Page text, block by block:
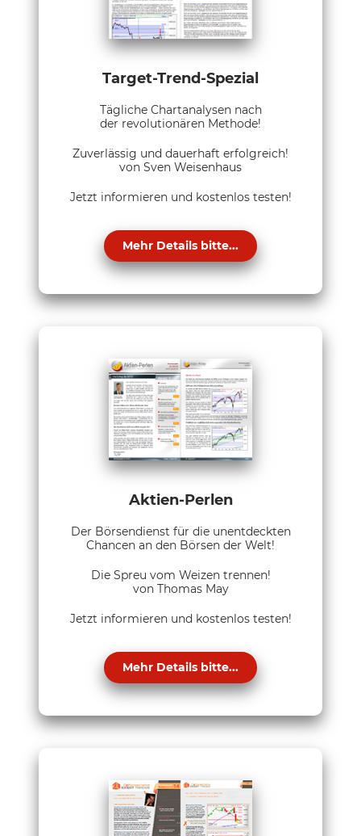
Target-Trend-Spezial
Tägliche Chartanalysen nach
der revolutionären Methode!
Zuverlässig und dauerhaft erfolgreich!
von Sven Weisenhaus
Jetzt informieren und kostenlos testen!
Mehr Details bitte...
Aktien-Perlen
Der Börsendienst für die unentdeckten
Chancen an den Börsen der Welt!
Die Spreu vom Weizen trennen!
von Thomas May
Jetzt informieren und kostenlos testen!
Mehr Details bitte...